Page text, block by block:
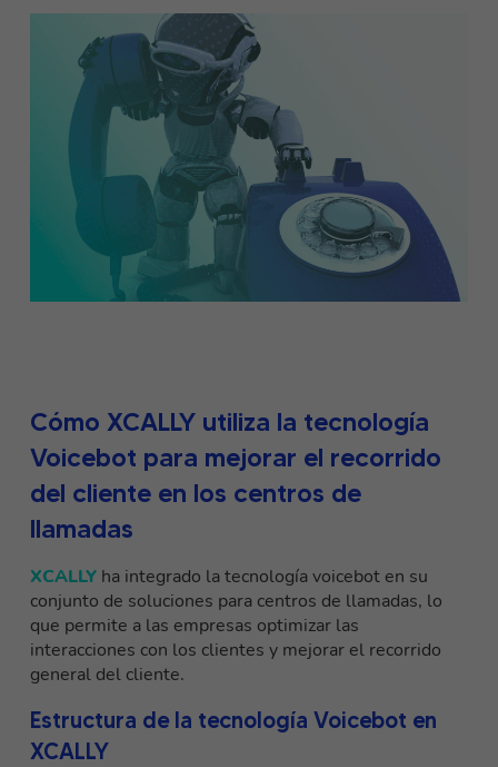
Cómo XCALLY utiliza la tecnología
Voicebot para mejorar el recorrido
del cliente en los centros de
llamadas
XCALLY ha integrado la tecnología voicebot en su
conjunto de soluciones para centros de llamadas, lo
que permite a las empresas optimizar las
interacciones con los clientes y mejorar el recorrido
general del cliente.
Estructura de la tecnología Voicebot en
XCALLY